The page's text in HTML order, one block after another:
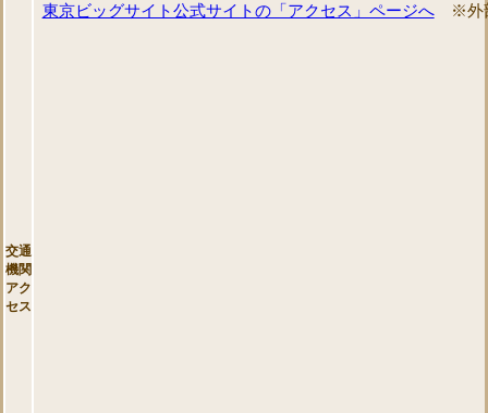
交通
機関
アク
セス
東京ビッグサイト公式サイトの「アクセス」ページへ※外部